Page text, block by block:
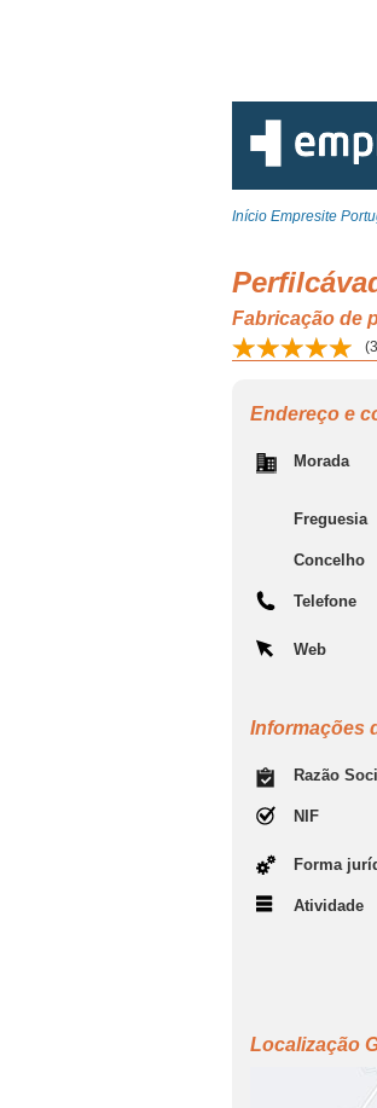
Início Empresite
Fabricação de
(
Endereço e
Morada
Freguesia
Concelho
Telefone
Web
Informações
Razão
NIF
Forma
Atividade
Localização